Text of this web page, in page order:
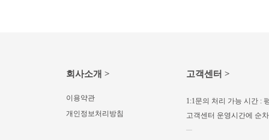
회사소개 >
이용약관
개인정보처리방침
고객센터 >
1:1문의 처리 가능 시간 :
고객센터 운영시간에 순